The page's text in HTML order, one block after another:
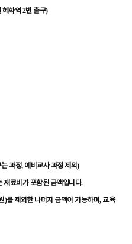
혜화역 2번 출구)
는 과정, 예비교사 과정제외)
재료비가 포함된 금액입니다.
)를제외한 나머지 금액이 가능하며, 교육